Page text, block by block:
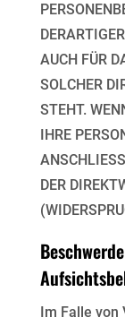
AUCH FÜR
SOLCHER
STEHT.
IHRE
DER
Im Falle von